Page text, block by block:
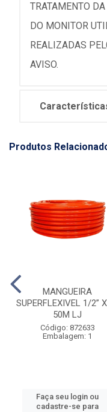
TRATAMENTO
DO MONITOR
REALIZADAS
AVISO.
Produtos
MANGUEIRA
SUPERFLEXIVEL 1/2”
50M LJ
Código: 872633
Embalagem: 1
Faça seu login ou
cadastre-se para